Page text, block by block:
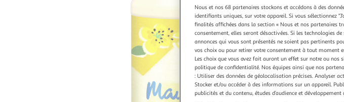
Nous et nos 68 partenaires stockons et accédons à des
identifiants uniques, sur votre appareil. Si vous sélectionnez
finalités affichées dans la section « Nous et nos partenaires
consentement, elles seront désactivées. Si les technologies
annonces qui vous sont présentés ne soient pas pertinents
vos choix ou pour retirer votre consentement à tout moment
Les choix que vous avez fait auront un effet sur notre ou nos
politique de confidentialité. Nos équipes ainsi que nos
: Utiliser des données de géolocalisation précises. Analyser
Stocker et/ou accéder à des informations sur un appareil.
publicités et du contenu, études d’audience et développement